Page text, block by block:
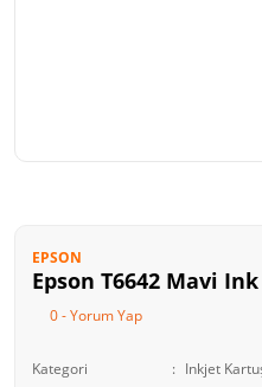
EPSON
Epson T6642 Mavi
0 - Yorum Yap
Kategori
Inkjet